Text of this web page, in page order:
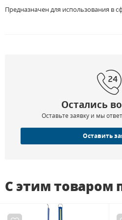
Предназначен для использования в
Остались
Оставьте заявку и мы
Оставить
С этим товаром